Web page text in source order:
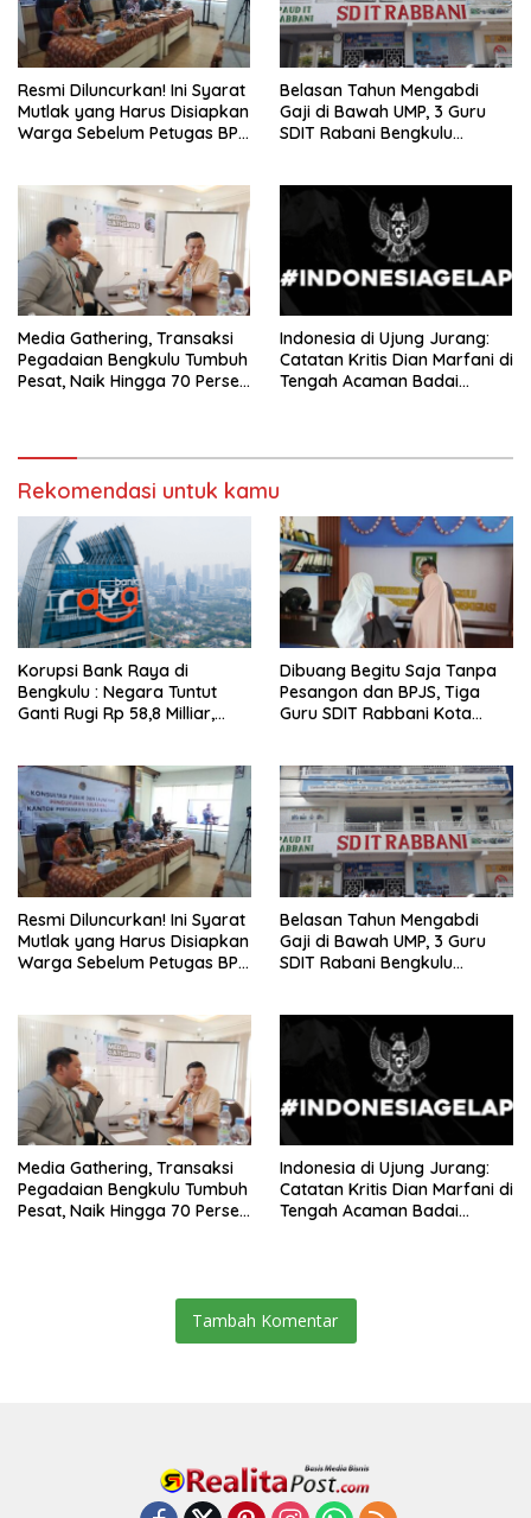
Resmi Diluncurkan! Ini Syarat
Mutlak yang Harus Disiapkan
Warga Sebelum Petugas BPN
Belasan Tahun Mengabdi
Gaji di Bawah UMP, 3 Guru
SDIT Rabani Bengkulu
Media Gathering, Transaksi
Pegadaian Bengkulu Tumbuh
Pesat, Naik Hingga 70 Persen
Indonesia di Ujung Jurang:
Catatan Kritis Dian Marfani di
Tengah Acaman Badai
Rekomendasi untuk kamu
Korupsi Bank Raya di
Bengkulu : Negara Tuntut
Ganti Rugi Rp 58,8 Milliar,
Dibuang Begitu Saja Tanpa
Pesangon dan BPJS, Tiga
Guru SDIT Rabbani Kota
Resmi Diluncurkan! Ini Syarat
Mutlak yang Harus Disiapkan
Warga Sebelum Petugas BPN
Belasan Tahun Mengabdi
Gaji di Bawah UMP, 3 Guru
SDIT Rabani Bengkulu
Media Gathering, Transaksi
Pegadaian Bengkulu Tumbuh
Pesat, Naik Hingga 70 Persen
Indonesia di Ujung Jurang:
Catatan Kritis Dian Marfani di
Tengah Acaman Badai
Tambah Komentar